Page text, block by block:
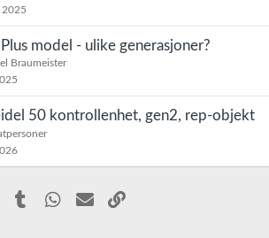
2025
model - ulike generasjoner?
Braumeister
50 kontrollenhet, gen2, rep-objekt
PinterestTumblr WhatsApp
E-post